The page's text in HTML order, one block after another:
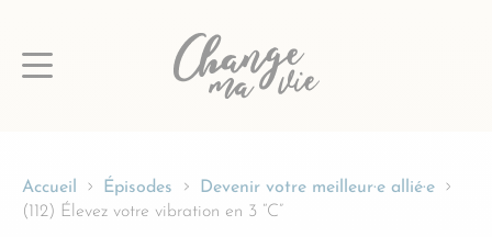
au
Accueil Épisodes
Devenir votre meilleur·e allié·e
(112) Élevez votre vibration en 3 “C”